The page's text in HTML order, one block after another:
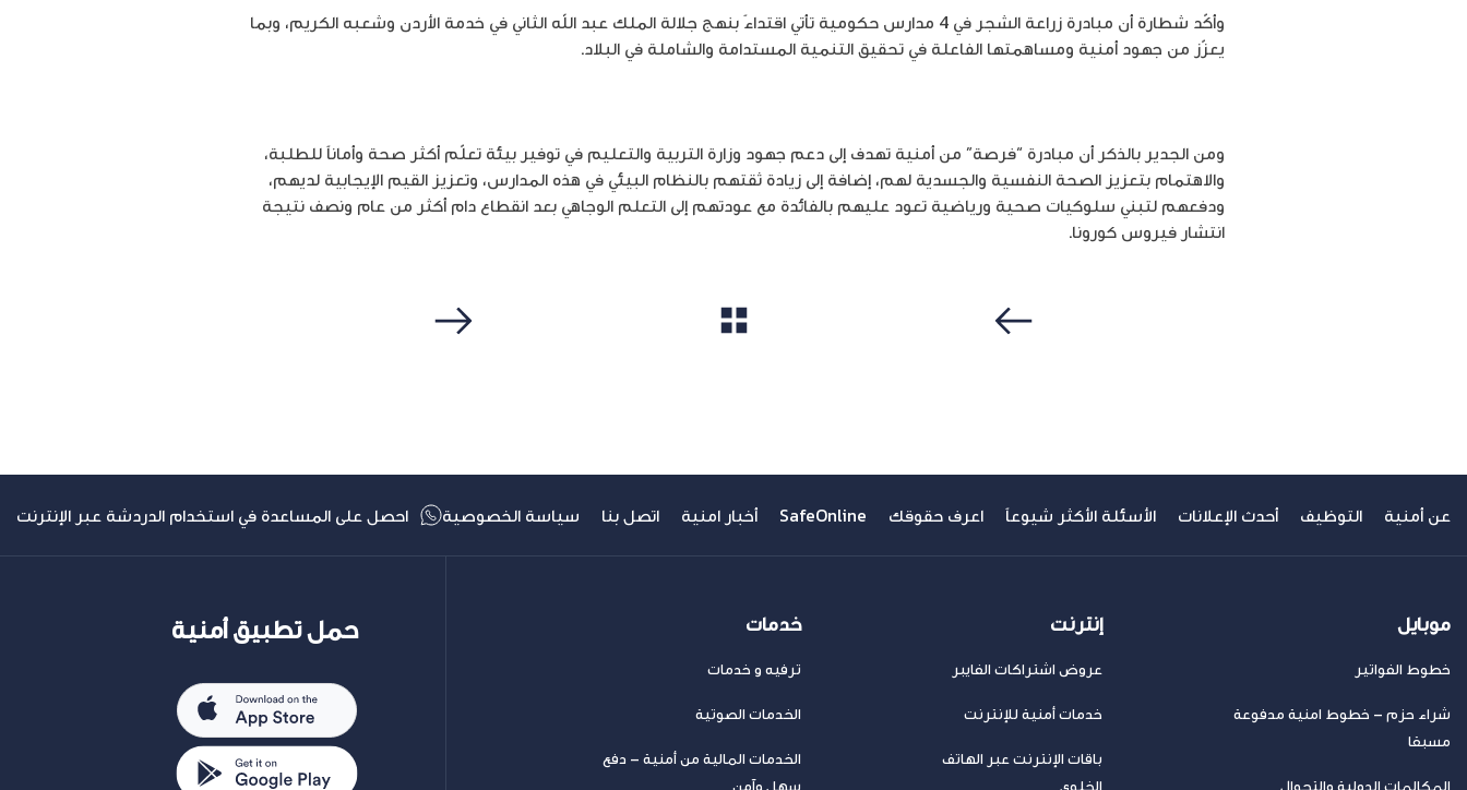
وأكّد شطارة أن مبادرة زراعة الشجر في 4 مدارس حكومية تأتي اقتداءً بنهج جلالة الملك عبد الله الثاني في خدمة الأردن وشعبه الكريم، وبما
يعزّز من جهود أمنية ومساهمتها الفاعلة في تحقيق التنمية المستدامة والشاملة في البلاد.
ومن الجدير بالذكر أن مبادرة “فرصة” من أمنية تهدف إلى دعم جهود وزارة التربية والتعليم في توفير بيئة تعلّم أكثر صحة وأماناً للطلبة،
والاهتمام بتعزيز الصحة النفسية والجسدية لهم، إضافة إلى زيادة ثقتهم بالنظام البيئي في هذه المدارس، وتعزيز القيم الإيجابية لديهم،
ودفعهم لتبني سلوكيات صحية ورياضية تعود عليهم بالفائدة مع عودتهم إلى التعلم الوجاهي بعد انقطاع دام أكثر من عام ونصف نتيجة
انتشار فيروس كورونا.
عن أمنية التوظيف أحدث الإعلانات الأسئلة الأكثر شيوعاً اعرف حقوقك SafeOnline أخبار امنية اتصل بنا سياسة الخصوصية احصل على المساعدة في استخدام الدردشة عبر الإنترنت
موبايل
خطوط الفواتير
شراء حزم – خطوط امنية مدفوعة
مسبقا
إنترنت
عروض اشتراكات الفايبر
خدمات أمنية للإنترنت
باقات الإنترنت عبر الهاتف
خدمات
ترفيه و خدمات
الخدمات الصوتية
الخدمات المالية من أمنية – دفع
حمل تطبيق أمنية